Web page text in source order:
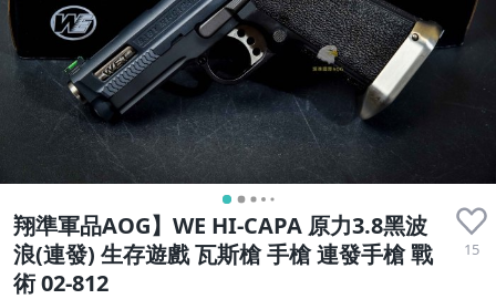
翔準軍品AOG】WE HI-CAPA 原力3.8黑波
浪(連發) 生存遊戲 瓦斯槍 手槍 連發手槍 戰
術 02-812
15